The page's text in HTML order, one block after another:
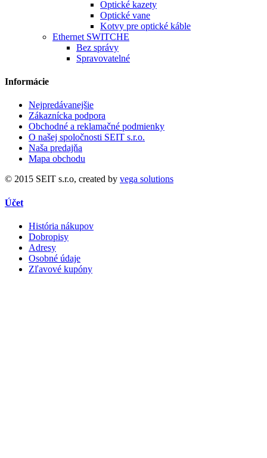
Optické kazety
Optické vane
Kotvy pre optické káble
Ethernet SWITCHE
Bez správy
Spravovatelné
Informácie
Nejpredávanejšie
Zákaznícka podpora
Obchodné a reklamačné podmienky
O našej spoločnosti SEIT s.r.o.
Naša predajňa
Mapa obchodu
© 2015 SEIT s.r.o, created by vega solutions
Účet
História nákupov
Dobropisy
Adresy
Osobné údaje
Zľavové kupóny